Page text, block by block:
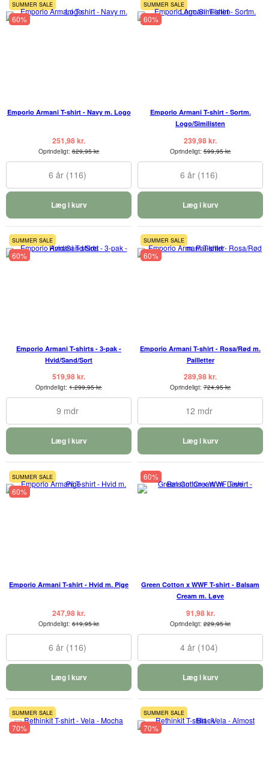
SUMMER SALE
60%
Emporio Armani T-shirt - Navy m. Logo
251,98 kr.
Oprindeligt:629,95 kr.
6 år (116)
Læg i kurv
SUMMER SALE
60%
Emporio Armani T-shirt - Sortm.
Logo/Similisten
239,98 kr.
Oprindeligt:599,95 kr.
6 år (116)
Læg i kurv
SUMMER SALE
60%
Emporio Armani T-shirts - 3-pak -
Hvid/Sand/Sort
519,98 kr.
Oprindeligt: 1.299,95 kr.
9 mdr
Læg i kurv
SUMMER SALE
60%
Emporio Armani T-shirt - Rosa/Rød m.
Pailletter
289,98 kr.
Oprindeligt:724,95 kr.
12 mdr
Læg i kurv
SUMMER SALE
60%
Emporio Armani T-shirt - Hvid m. Pige
247,98 kr.
Oprindeligt:619,95 kr.
6 år (116)
Læg i kurv
60%
Green Cotton x WWF T-shirt - Balsam
Cream m. Løve
91,98 kr.
Oprindeligt:229,95 kr.
4 år (104)
Læg i kurv
SUMMER SALE
70%
SUMMER SALE
70%